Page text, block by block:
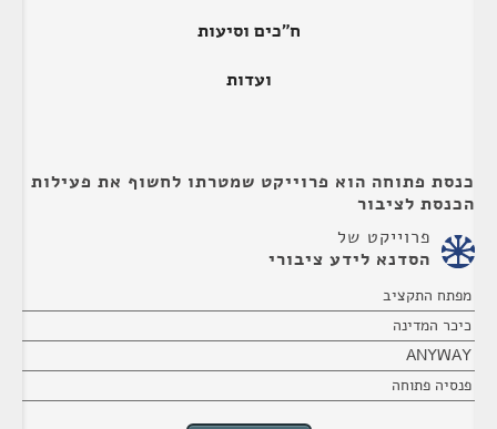
ח"כים וסיעות
ועדות
כנסת פתוחה הוא פרוייקט שמטרתו לחשוף את פעילות
הכנסת לציבור
פרוייקט של
הסדנא לידע ציבורי
מפתח התקציב
כיכר המדינה
ANYWAY
פנסיה פתוחה